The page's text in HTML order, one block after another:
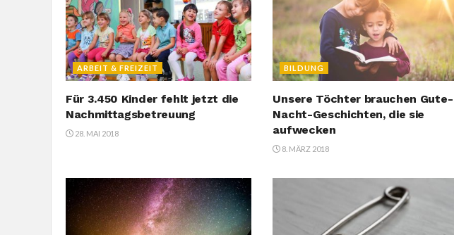
ARBEIT & FREIZEIT
Für 3.450 Kinder fehlt jetzt die
Nachmittagsbetreuung
28. MAI 2018
BILDUNG
Unsere Töchter brauchen Gute-
Nacht-Geschichten, die sie
aufwecken
8. MÄRZ 2018